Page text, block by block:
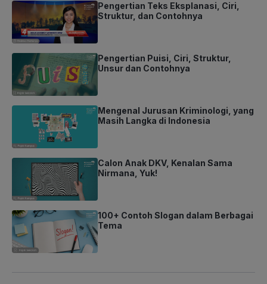
Pengertian Teks Eksplanasi, Ciri,
Struktur, dan Contohnya
Pengertian Puisi, Ciri, Struktur,
Unsur dan Contohnya
Mengenal Jurusan Kriminologi, yang
Masih Langka di Indonesia
Calon Anak DKV, Kenalan Sama
Nirmana, Yuk!
100+ Contoh Slogan dalam Berbagai
Tema